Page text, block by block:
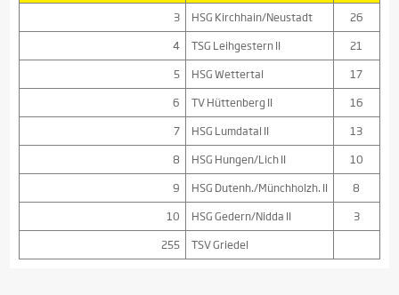
3
HSG Kirchhain/Neustadt
26
4
TSG Leihgestern II
21
5
HSG Wettertal
17
6
TV Hüttenberg II
16
7
HSG Lumdatal II
13
8
HSG Hungen/Lich II
10
9
HSG Dutenh./Münchholzh. II
8
10
HSG Gedern/Nidda II
3
255
TSV Griedel